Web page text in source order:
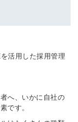
活用した採用管理
へ、いかに自社の
です。